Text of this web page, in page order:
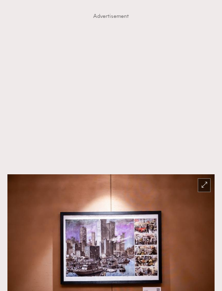
Advertisement